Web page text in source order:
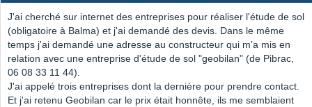
J'ai cherché sur internet des entreprises pour réaliser l'étude de sol
(obligatoire à Balma) et j'ai demandé des devis. Dans le même
temps j'ai demandé une adresse au constructeur qui m'a mis en
relation avec une entreprise d'étude de sol "geobilan" (de Pibrac,
06 08 33 11 44).
J'ai appelé trois entreprises dont la dernière pour prendre contact.
Et j'ai retenu Geobilan car le prix était honnête, ils me semblaient